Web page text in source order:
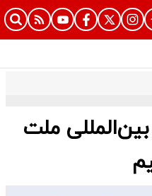
بین‌المللی ملت